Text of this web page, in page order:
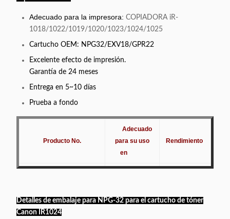
Adecuado para la impresora: COPIADORA iR-
1018/1022/1019/1020/1023/1024/1025
Cartucho OEM: NPG32/EXV18/GPR22
Excelente efecto de impresión.
Garantía de 24 meses
Entrega en 5~10 días
Prueba a fondo
Producto No.
Adecuado
para su uso
en
Rendimiento
IR1024
Detalles de embalaje para NPG-32 para el cartucho de tóner
Canon IR1024